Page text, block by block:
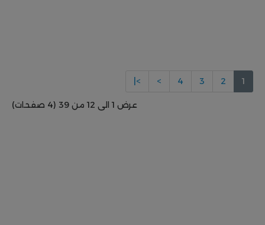
1
2
3
4
>
>|
عرض 1 الى 12 من 39 (4 صفحات)